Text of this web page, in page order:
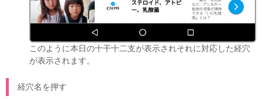
このように本日の十干十二支が表示されそれに対応した経穴
が表示されます。
経穴名を押す